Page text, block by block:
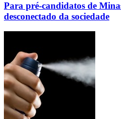
Para pré-candidatos de
desconectado da sociedade